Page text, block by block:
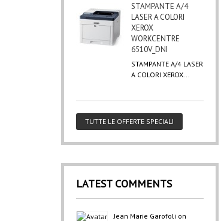
STAMPANTE A/4
LASER A COLORI
XEROX
WORKCENTRE
6510V_DNI
STAMPANTE A/4 LASER
A COLORI XEROX...
TUTTE LE OFFERTE SPECIALI
LATEST COMMENTS
Jean Marie Garofoli on